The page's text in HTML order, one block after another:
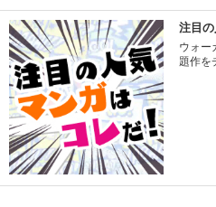
注目の
ウォー
題作を